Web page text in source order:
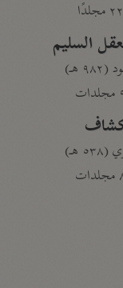
السليم
هـ)
هـ)